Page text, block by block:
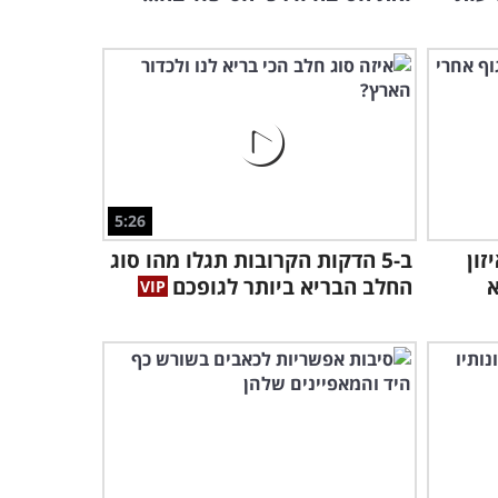
4:58
2 אנשים שונים? צפו בהסבר
5:26
ב-5 הדקות הקרובות תגלו מהו סוג
החלב הבריא ביותר לגופכם